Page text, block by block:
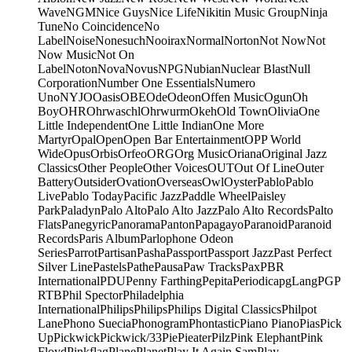
WaveNGMNice GuysNice LifeNikitin Music GroupNinja
TuneNo CoincidenceNo
LabelNoiseNonesuchNooiraxNormalNortonNot NowNot
Now MusicNot On
LabelNotonNovaNovusNPGNubianNuclear BlastNull
CorporationNumber One EssentialsNumero
UnoNYJOOasisOBEOdeOdeonOffen MusicOgunOh
BoyOHROhrwaschlOhrwurmOkehOld TownOliviaOne
Little IndependentOne Little IndianOne More
MartyrOpalOpenOpen Bar EntertainmentOPP World
WideOpusOrbisOrfeoORGOrg MusicOrianaOriginal Jazz
ClassicsOther PeopleOther VoicesOUTOut Of LineOuter
BatteryOutsiderOvationOverseasOwlOysterPabloPablo
LivePablo TodayPacific JazzPaddle WheelPaisley
ParkPaladynPalo AltoPalo Alto JazzPalo Alto RecordsPalto
FlatsPanegyricPanoramaPantonPapagayoParanoidParanoid
RecordsParis AlbumParlophone Odeon
SeriesParrotPartisanPashaPassportPassport JazzPast Perfect
Silver LinePastelsPathePausaPaw TracksPaxPBR
InternationalPDUPenny FarthingPepitaPeriodicapgLangPGP
RTBPhil SpectorPhiladelphia
InternationalPhilipsPhilipsPhilips Digital ClassicsPhilpot
LanePhono SueciaPhonogramPhontasticPiano PianoPiasPick
UpPickwickPickwick/33PiePieaterPilzPink ElephantPink